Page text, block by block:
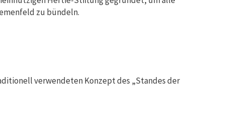
zu bündeln.
verwendeten Konzept des „Standes der